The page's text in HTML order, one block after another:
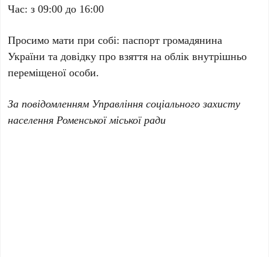
Час: з 09:00 до 16:00
Просимо мати при собі: паспорт громадянина
України та довідку про взяття на облік внутрішньо
переміщеної особи.
За повідомленням Управління соціального захисту
населення Роменської міської ради